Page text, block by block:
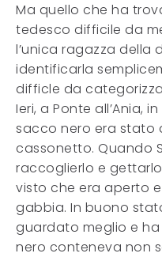
Ma quello che ha
tedesco difficile da
l’unica ragazza della
identificarla
difficle da
Ieri, a Ponte all’Ania,
sacco nero era stato
cassonetto. Quando
raccoglierlo e
visto che era aperto
gabbia. In buono
guardato meglio e
nero conteneva non